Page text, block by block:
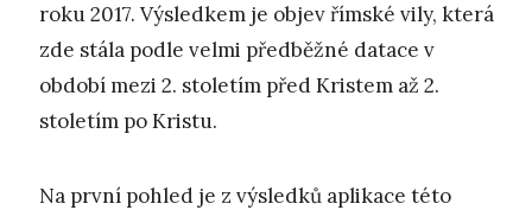
roku 2017. Výsledkem je objev římské vily, která
zde stála podle velmi předběžné datace v
období mezi 2. stoletím před Kristem až 2.
stoletím po Kristu.
Na první pohled je z výsledků aplikace této